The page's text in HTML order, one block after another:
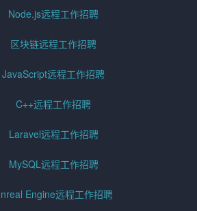
Node.js远程工作招聘
区块链远程工作招聘
JavaScript远程工作招聘
C++远程工作招聘
Laravel远程工作招聘
MySQL远程工作招聘
Engine远程工作招聘